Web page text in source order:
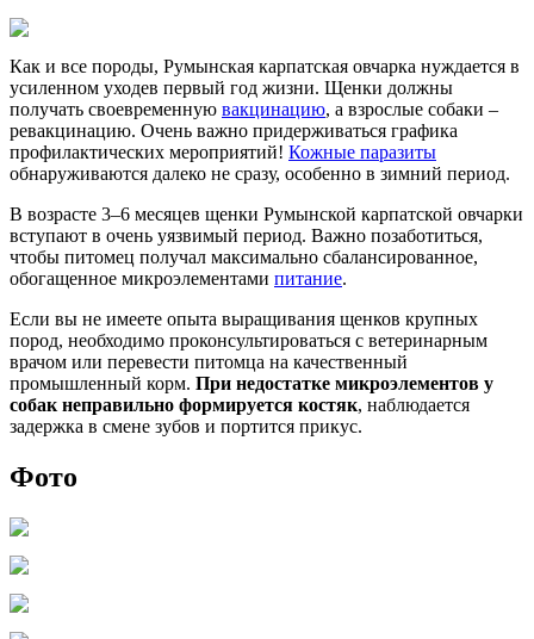
Как и все породы, Румынская карпатская овчарка нуждается в
усиленном уходев первый год жизни. Щенки должны
получать своевременную вакцинацию, а взрослые собаки –
ревакцинацию. Очень важно придерживаться графика
профилактических мероприятий! Кожные паразиты
обнаруживаются далеко не сразу, особенно в зимний период.
В возрасте 3–6 месяцев щенки Румынской карпатской овчарки
вступают в очень уязвимый период. Важно позаботиться,
чтобы питомец получал максимально сбалансированное,
обогащенное микроэлементами питание.
Если вы не имеете опыта выращивания щенков крупных
пород, необходимо проконсультироваться с ветеринарным
врачом или перевести питомца на качественный
промышленный корм. При недостатке микроэлементов у
собак неправильно формируется костяк, наблюдается
задержка в смене зубов и портится прикус.
Фото